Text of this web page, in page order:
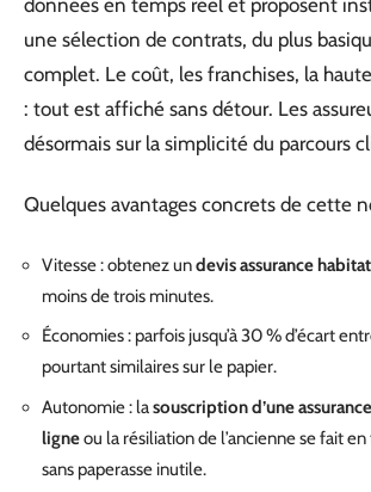
une sélection de contrats, du plus
complet. Le coût, les franchises, la
: tout est affiché sans détour. Les
désormais sur la simplicité du parcours
Quelques avantages concrets de cette
Vitesse : obtenez undevis assurance
moins de trois minutes.
Économies : parfois jusqu’à 30 % d’écart
pourtant similaires sur le papier.
Autonomie : lasouscription d’une
ligneou la résiliation de l’ancienne se fait
sans paperasse inutile.